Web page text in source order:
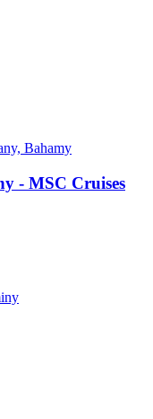
Bahamy
- MSC Cruises